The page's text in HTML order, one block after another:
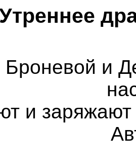
и
и